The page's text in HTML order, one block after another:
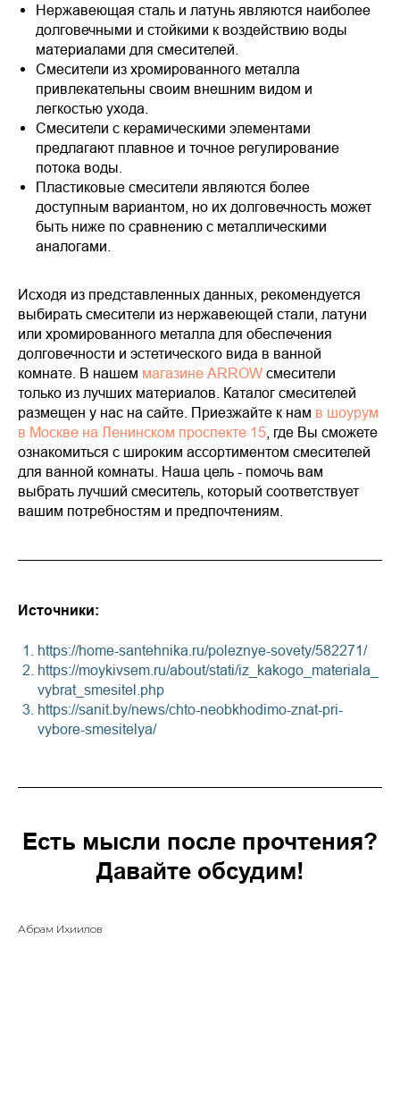
Нержавеющая сталь и латунь являются наиболее
долговечными и стойкими к воздействию воды
материалами для смесителей.
Смесители из хромированного металла
привлекательны своим внешним видом и
легкостью ухода.
Смесители с керамическими элементами
предлагают плавное и точное регулирование
потока воды.
Пластиковые смесители являются более
доступным вариантом, но их долговечность может
быть ниже по сравнению с металлическими
аналогами.
Исходя из представленных данных, рекомендуется
выбирать смесители из нержавеющей стали, латуни
или хромированного металла для обеспечения
долговечности и эстетического вида в ванной
комнате. В нашем магазине ARROW смесители
только из лучших материалов. Каталог смесителей
размещен у нас на сайте. Приезжайте к нам в шоурум
в Москве на Ленинском проспекте 15 , где Вы сможете
ознакомиться с широким ассортиментом смесителей
для ванной комнаты. Наша цель - помочь вам
выбрать лучший смеситель, который соответствует
вашим потребностям и предпочтениям.
Источники:
https://home-santehnika.ru/poleznye-sovety/582271/
https://moykivsem.ru/about/stati/iz_kakogo_materiala_
vybrat_smesitel.php
https://sanit.by/news/chto-neobkhodimo-znat-pri-
vybore-smesitelya/
Есть мысли после прочтения?
Давайте обсудим!
Абрам Ихиилов